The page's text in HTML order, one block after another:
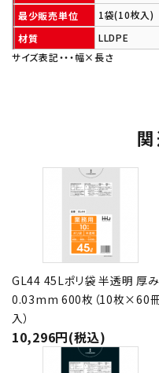
最少販売単位
1袋(10枚入)
材質
LLDPE
サイズ表記・・・幅×長さ
GL44 45Lポリ袋 半透明 厚み
0.03mm 600枚（10枚×60
入）
10,296円(税込)